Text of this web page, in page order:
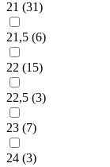
21 (31)
21,5 (6)
22 (15)
22,5 (3)
23 (7)
24 (3)